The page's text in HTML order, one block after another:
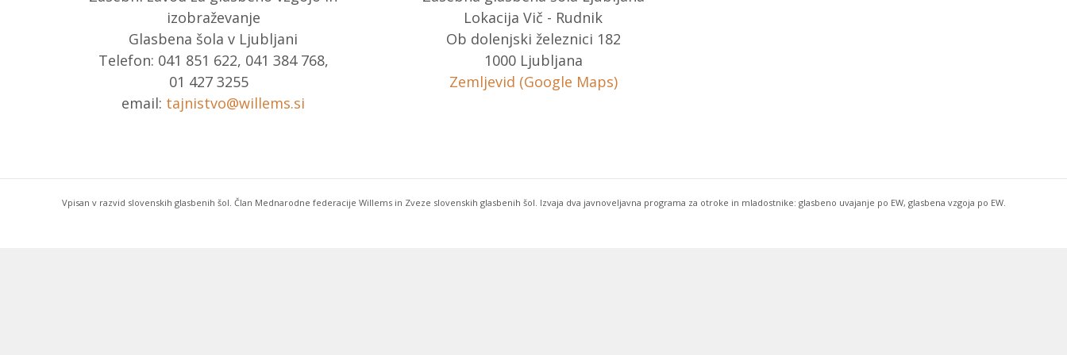
izobraževanje
Glasbena šola v Ljubljani
Telefon: 041 851 622, 041 384 768,
01 427 3255
email: tajnistvo@willems.si
Lokacija Vič - Rudnik
Ob dolenjski železnici 182
1000 Ljubljana
Zemljevid (Google Maps)
Vpisan v razvid slovenskih glasbenih šol. Član Mednarodne federacije Willems in Zveze slovenskih glasbenih šol. Izvaja dva javnoveljavna programa za otroke in mladostnike: glasbeno uvajanje po EW, glasbena vzgoja po EW.